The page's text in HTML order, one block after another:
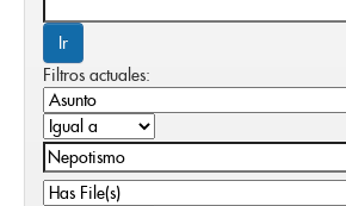
Filtros actuales: